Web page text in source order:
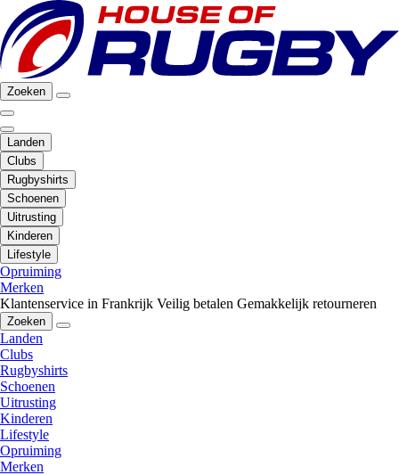
Zoeken
Landen
Clubs
Rugbyshirts
Schoenen
Uitrusting
Kinderen
Lifestyle
Opruiming
Merken
Klantenservice in Frankrijk Veilig betalen Gemakkelijk retourneren
Zoeken
Landen
Clubs
Rugbyshirts
Schoenen
Uitrusting
Kinderen
Lifestyle
Opruiming
Merken